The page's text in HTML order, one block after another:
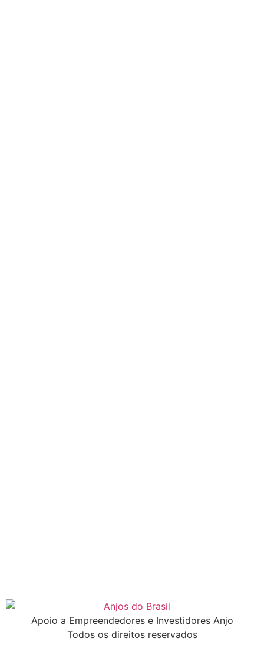
Apoio a Empreendedores e Investidores Anjo
Todos os direitos reservados